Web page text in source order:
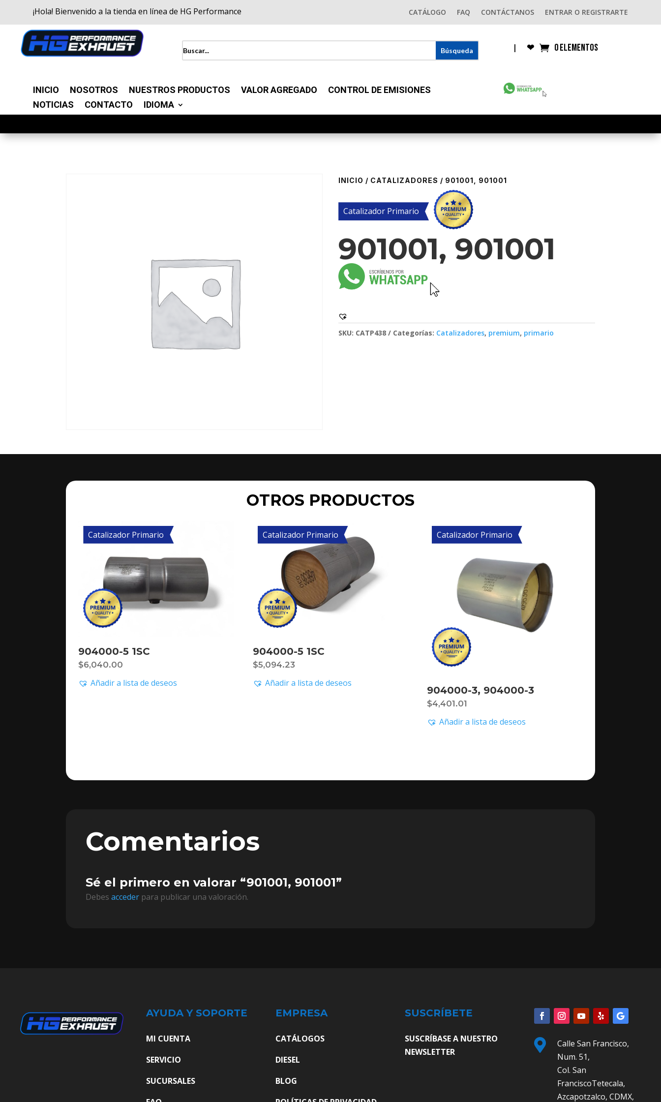
¡Hola! Bienvenido a la tienda en línea de HG Performance CATÁLOGO FAQ CONTÁCTANOS ENTRAR O REGISTRARTE
| ❤︎ 0 elementos
INICIO NOSOTROS NUESTROS PRODUCTOS VALOR AGREGADO
CONTROL DE EMISIONES
NOTICIAS
CONTACTO IDIOMA
INICIO / CATALIZADORES / 901001, 901001
Catalizador Primario
901001, 901001
SKU: CATP438 Categorías: Catalizadores, premium, primario
OTROS PRODUCTOS
Catalizador Primario
904000-5 1SC
$6,040.00
Añadir a lista de deseos
Catalizador Primario
904000-5 1SC
$5,094.23
Añadir a lista de deseos
Catalizador Primario
904000-3, 904000-3
$4,401.01
Añadir a lista de deseos
Comentarios
Sé el primero en valorar “901001, 901001”
Debesacceder para publicar una valoración.
AYUDA Y SOPORTE
MI CUENTA
SERVICIO
SUCURSALES
EMPRESA
CATÁLOGOS
DIESEL
BLOG
SUSCRÍBETE
SUSCRÍBASE A NUESTRO
NEWSLETTER

Calle San Francisco,
Num. 51,
Col. San
FranciscoTetecala,
Azcapotzalco, CDMX,